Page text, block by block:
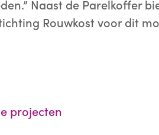
Naast de Parelkoffer
Rouwkost voor dit
projecten